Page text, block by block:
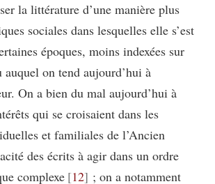
la littérature d’une manière plus
sociales dans lesquelles elle s’est
époques, moins indexées sur
on tend aujourd’hui à
On a bien du mal aujourd’hui à
qui se croisaient dans les
et familiales de l’Ancien
des écrits à agir dans un ordre
complexe 12 ; on a notamment